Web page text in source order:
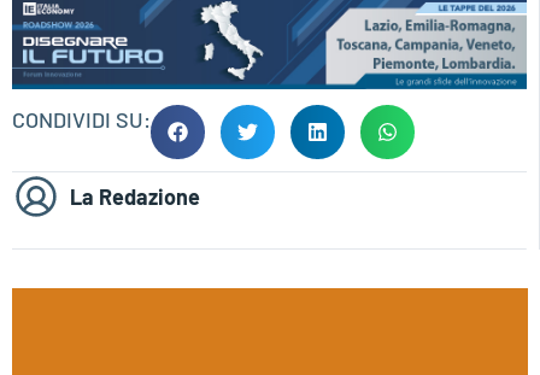
CONDIVIDI SU:
La Redazione